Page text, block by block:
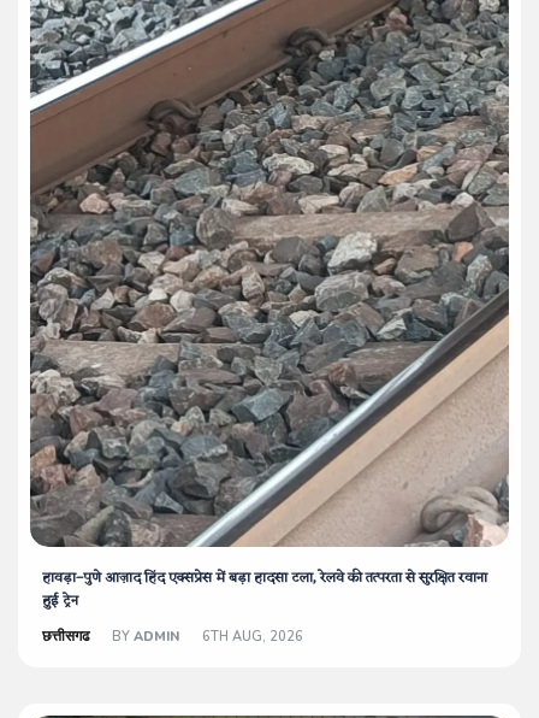
हावड़ा–पुणे आज़ाद हिंद एक्सप्रेस में बड़ा हादसा टला, रेलवे की तत्परता से सुरक्षित रवाना
हुई ट्रेन
छत्तीसगढ BY ADMIN 6TH AUG, 2026